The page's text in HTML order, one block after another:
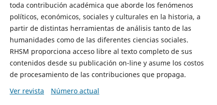
toda contribución académica que aborde los fenómenos
políticos, económicos, sociales y culturales en la historia, a
partir de distintas herramientas de análisis tanto de las
humanidades como de las diferentes ciencias sociales.
RHSM proporciona acceso libre al texto completo de sus
contenidos desde su publicación on-line y asume los costos
de procesamiento de las contribuciones que propaga.
Ver revista
Número actual